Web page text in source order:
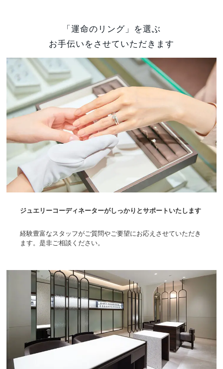
「運命のリング」を選ぶ
お手伝いをさせていただきます
ジュエリーコーディネーターがしっかりとサポートいたします
経験豊富なスタッフがご質問やご要望にお応えさせていただき
ます。是非ご相談ください。